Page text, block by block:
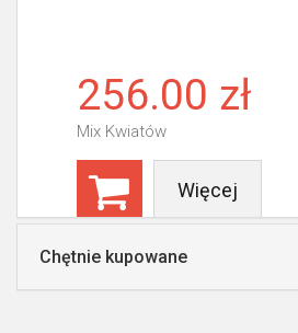
256.00 zł
Mix Kwiatów
Więcej
Chętnie kupowane